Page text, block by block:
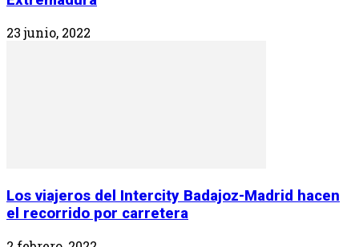
23 junio, 2022
Los viajeros del Intercity Badajoz-Madrid hacen
el recorrido por carretera